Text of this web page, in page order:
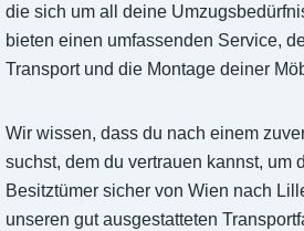
die sich um all deine
bieten einen umfassenden Service,
Transport und die Montage deiner
Wir wissen, dass du nach einem
suchst, dem du vertrauen kannst, um
Besitztümer sicher von Wien nach
unseren gut ausgestatteten